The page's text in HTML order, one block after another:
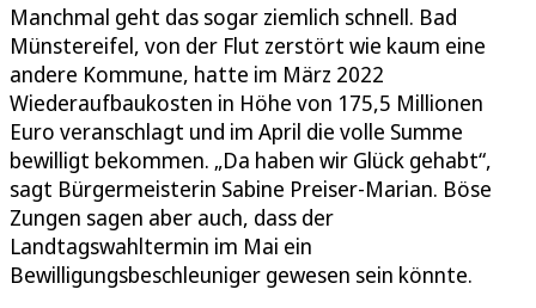
Manchmal geht das sogar ziemlich schnell. Bad
Münstereifel, von der Flut zerstört wie kaum eine
andere Kommune, hatte im März 2022
Wiederaufbaukosten in Höhe von 175,5 Millionen
Euro veranschlagt und im April die volle Summe
bewilligt bekommen. „Da haben wir Glück gehabt“,
sagt Bürgermeisterin Sabine Preiser-Marian. Böse
Zungen sagen aber auch, dass der
Landtagswahltermin im Mai ein
Bewilligungsbeschleuniger gewesen sein könnte.